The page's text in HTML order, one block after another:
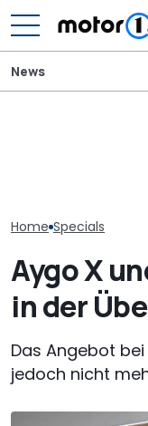
News
Home Specials
Aygo X
in der
Das Angebot
jedoch nicht